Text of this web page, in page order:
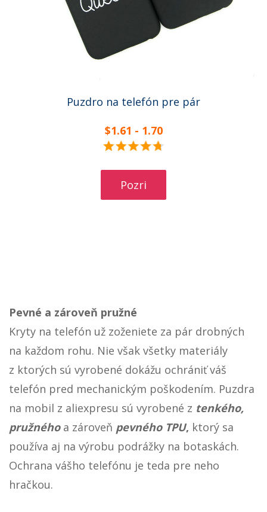
Puzdro na telefón pre pár
$1.61 - 1.70
Pozri
Pevné a zároveň pružné
Kryty na telefón už zoženiete za pár drobných
na každom rohu. Nie však všetky materiály
z ktorých sú vyrobené dokážu ochrániť váš
telefón pred mechanickým poškodením. Puzdra
na mobil z aliexpresu sú vyrobené z tenkého,
pružnéhoa zároveň pevného TPU, ktorý sa
používa aj na výrobu podrážky na botaskách.
Ochrana vášho telefónu je teda pre neho
hračkou.